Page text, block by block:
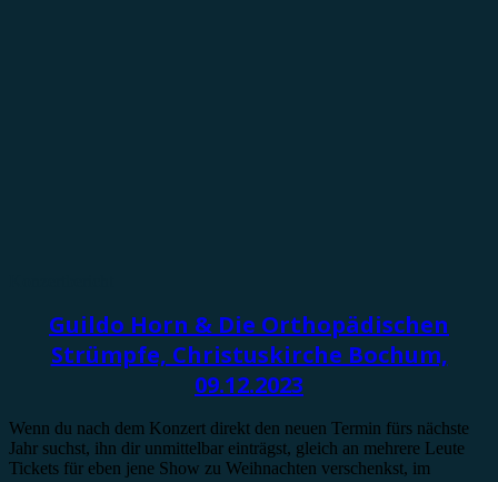
Guildo Horn & Die Orthopädischen
Strümpfe, Christuskirche Bochum,
09.12.2023
Wenn du nach dem Konzert direkt den neuen Termin fürs nächste
Jahr suchst, ihn dir unmittelbar einträgst, gleich an mehrere Leute
Tickets für eben jene Show zu Weihnachten verschenkst, im